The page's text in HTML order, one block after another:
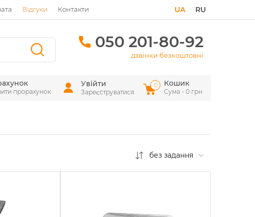
Відгуки Контакти RU
UA
050 201-80-92
дзвінки безкоштовні
прорахунок
Увійти
Зареєструватися
Кошик
Сума - 0 грн
0
без задання